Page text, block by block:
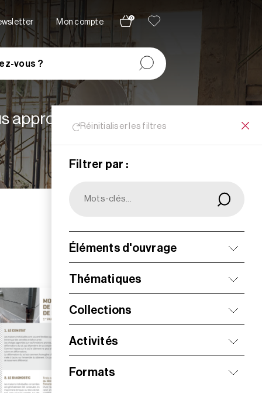
Mon compte
0
vous ?
Réinitialiser les filtres
Filtrer par :
Éléments d'ouvrage
Thématiques
Collections
Activités
Formats
appropriées à vos